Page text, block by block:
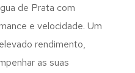
de Prata com
e velocidade. Um
rendimento,
as suas